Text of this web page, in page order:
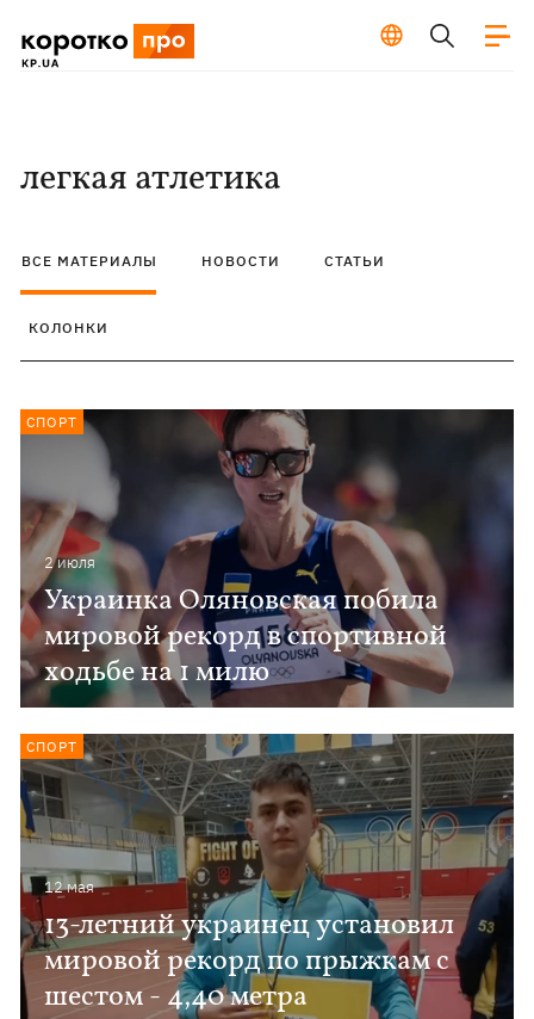
легкая атлетика
ВСЕ МАТЕРИАЛЫ НОВОСТИ СТАТЬИ
КОЛОНКИ
2 июля
Украинка Оляновская побила
мировой рекорд в спортивной
ходьбе на 1 милю
СПОРТ
12 мая
13-летний украинец установил
мировой рекорд по прыжкам с
шестом - 4,40 метра
СПОРТ